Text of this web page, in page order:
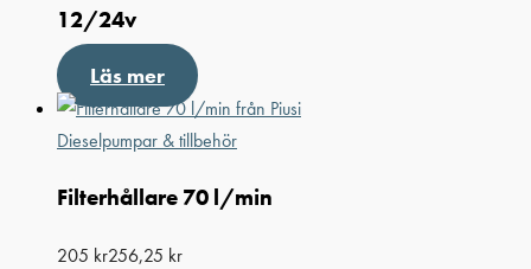
12/24v
Läs mer
Dieselpumpar & tillbehör
Filterhållare 70 l/min
205 kr256,25 kr